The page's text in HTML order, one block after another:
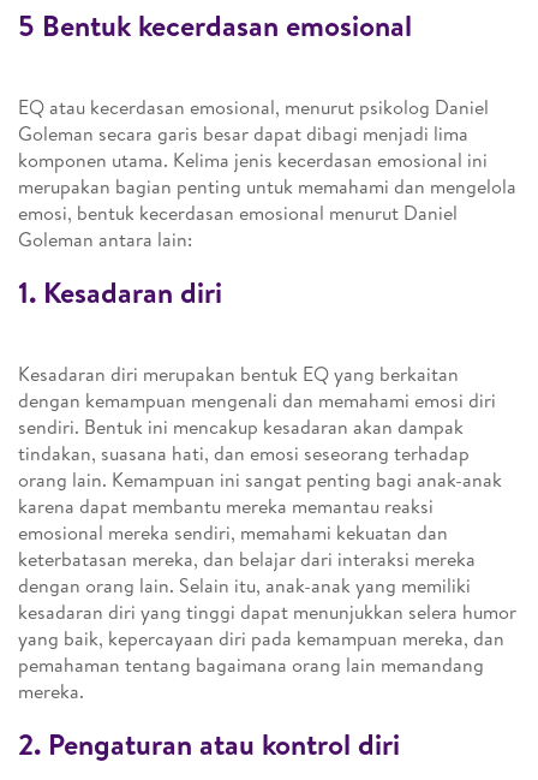
5 Bentuk kecerdasan emosional
EQ atau kecerdasan emosional, menurut psikolog Daniel
Goleman secara garis besar dapat dibagi menjadi lima
komponen utama. Kelima jenis kecerdasan emosional ini
merupakan bagian penting untuk memahami dan mengelola
emosi, bentuk kecerdasan emosional menurut Daniel
Goleman antara lain:
1. Kesadaran diri
Kesadaran diri merupakan bentuk EQ yang berkaitan
dengan kemampuan mengenali dan memahami emosi diri
sendiri. Bentuk ini mencakup kesadaran akan dampak
tindakan, suasana hati, dan emosi seseorang terhadap
orang lain. Kemampuan ini sangat penting bagi anak-anak
karena dapat membantu mereka memantau reaksi
emosional mereka sendiri, memahami kekuatan dan
keterbatasan mereka, dan belajar dari interaksi mereka
dengan orang lain. Selain itu, anak-anak yang memiliki
kesadaran diri yang tinggi dapat menunjukkan selera humor
yang baik, kepercayaan diri pada kemampuan mereka, dan
pemahaman tentang bagaimana orang lain memandang
mereka.
2. Pengaturan atau kontrol diri